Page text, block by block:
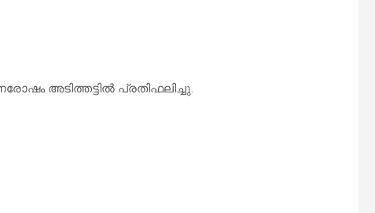
അടിത്തട്ടില്‍ പ്രതിഫലിച്ചു.